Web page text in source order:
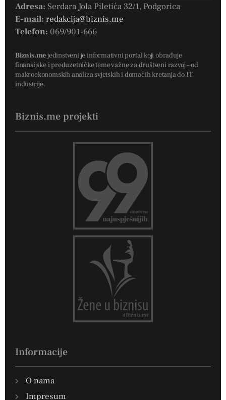
Adresa: Serdara Jola Piletića 32/1, Podgorica
E-mail: redakcija@biznis.me
Telefon: 069/901-666
Biznis.mejedinstveni je informativni portal koji obrađuje
finansijske i preduzetničke teme važne za društveni razvoj – od
makroekonomskih analiza svjetskih i domaćih kretanja do IT
industrije.
Biznis.me projekti
Informacije
O nama
Impresum